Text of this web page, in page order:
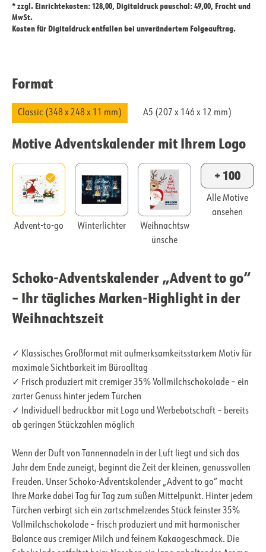
* zzgl. Einrichtekosten: 128,00, Digitaldruck pauschal: 49,00, Fracht und
MwSt.
Kosten für Digitaldruck entfallen bei unverändertem Folgeauftrag.
Format
Classic (348 x 248 x 11 mm) A5 (207 x 146 x 12 mm)
Motive Adventskalender mit Ihrem Logo
Advent-to-go Winterlichter
Weihnachtsw
ünsche
+ 100
Alle Motive
ansehen
Schoko-Adventskalender „Advent to go“
– Ihr tägliches Marken-Highlight in der
Weihnachtszeit
✓ Klassisches Großformat mit aufmerksamkeitsstarkem Motiv für
maximale Sichtbarkeit im Büroalltag
✓ Frisch produziert mit cremiger 35% Vollmilchschokolade – ein
zarter Genuss hinter jedem Türchen
✓ Individuell bedruckbar mit Logo und Werbebotschaft – bereits
ab geringen Stückzahlen möglich
Wenn der Duft von Tannennadeln in der Luft liegt und sich das
Jahr dem Ende zuneigt, beginnt die Zeit der kleinen, genussvollen
Freuden. Unser Schoko-Adventskalender „Advent to go“ macht
Ihre Marke dabei Tag für Tag zum süßen Mittelpunkt. Hinter jedem
Türchen verbirgt sich ein zartschmelzendes Stück feinster 35%
Vollmilchschokolade – frisch produziert und mit harmonischer
Balance aus cremiger Milch und feinem Kakaogeschmack. Die